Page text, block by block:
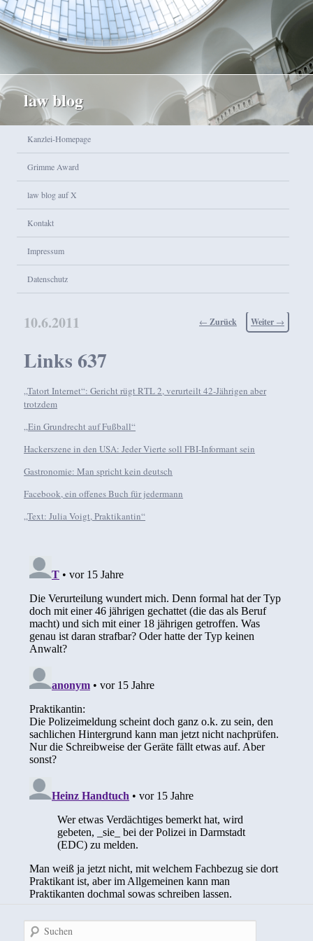
law blog
Zum Inhalt wechseln
Zum sekundären Inhalt wechseln
Kanzlei-Homepage
Grimme Award
law blog auf X
Kontakt
Impressum
Datenschutz
Beitragsnavigation
← Zurück Weiter →
Links 637
10.6.2011
„Tatort Internet“: Gericht rügt RTL 2, verurteilt 42-Jährigen aber
trotzdem
„Ein Grundrecht auf Fußball“
Hackerszene in den USA: Jeder Vierte soll FBI-Informant sein
Gastronomie: Man spricht kein deutsch
Facebook, ein offenes Buch für jedermann
„Text: Julia Voigt, Praktikantin“
Suchen